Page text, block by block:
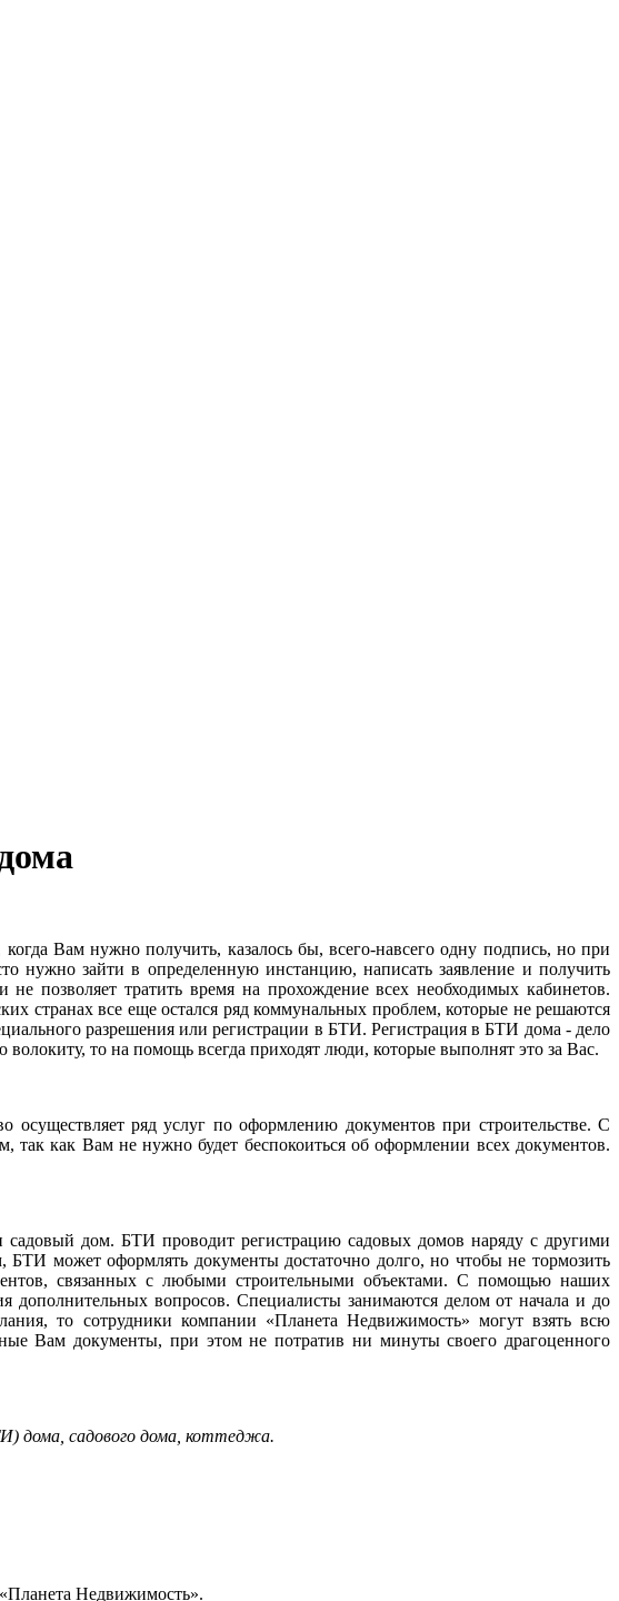
Вам нужно получить, казалось бы, всего-навсего одну подпись, но при
нужно зайти в определенную инстанцию, написать заявление и получить
позволяет тратить время на прохождение всех необходимых кабинетов.
странах все еще остался ряд коммунальных проблем, которые не решаются
разрешения или регистрации в БТИ. Регистрация в БТИ дома - дело
то на помощь всегда приходят люди, которые выполнят это за Вас.
ряд услуг по оформлению документов при строительстве. С
как Вам не нужно будет беспокоиться об оформлении всех документов.
садовый дом. БТИ проводит регистрацию садовых домов наряду с другими
может оформлять документы достаточно долго, но чтобы не тормозить
связанных с любыми строительными объектами. С помощью наших
вопросов. Специалисты занимаются делом от начала и до
то сотрудники компании «Планета Недвижимость» могут взять всю
Вам документы, при этом не потратив ни минуты своего драгоценного
дома, садового дома, коттеджа.
«Планета Недвижимость».